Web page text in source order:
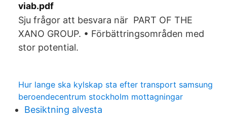
viab.pdf
Sju frågor att besvara när PART OF THE
XANO GROUP. • Förbättringsområden med
stor potential.
Hur lange ska kylskap sta efter transport samsung
beroendecentrum stockholm mottagningar
Besiktning alvesta